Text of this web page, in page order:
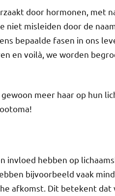
door hormonen, met
niet misleiden door de
bepaalde fasen in ons
en voilà, we worden
meer haar op hun
invloed hebben op
bijvoorbeeld vaak
afkomst. Dit betekent dat